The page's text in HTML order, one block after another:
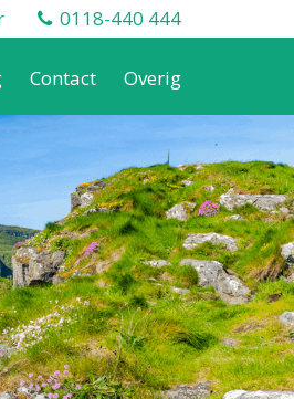
0118-440 444
Contact Overig